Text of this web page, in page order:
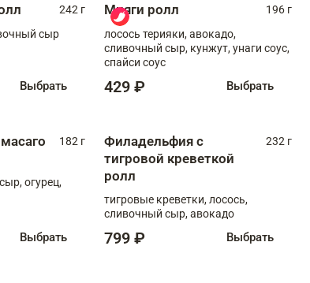
242 г
сыр
Выбрать
Мияги ролл
196 г
лосось терияки, авокадо,
сливочный сыр, кунжут, унаги соус,
спайси соус
429 ₽ Выбрать
182 г
огурец,
Выбрать
Филадельфия с
тигровой креветкой
ролл
232 г
тигровые креветки, лосось,
сливочный сыр, авокадо
799 ₽ Выбрать